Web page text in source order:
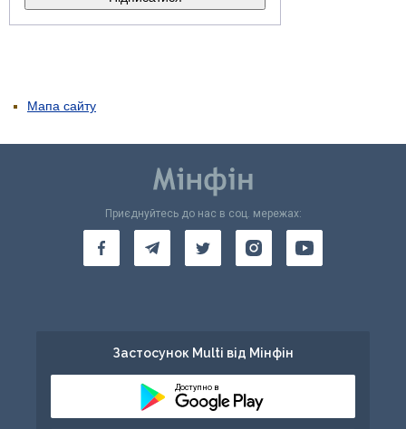
Мапа сайту
Приєднуйтесь до нас в соц. мережах:
Застосунок Multi від Мінфін
Доступно в